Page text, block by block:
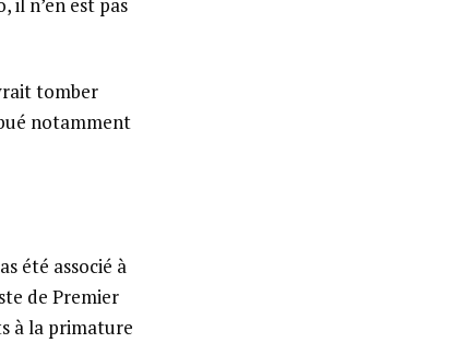
tomber
notamment
été associé à
de Premier
à la primature